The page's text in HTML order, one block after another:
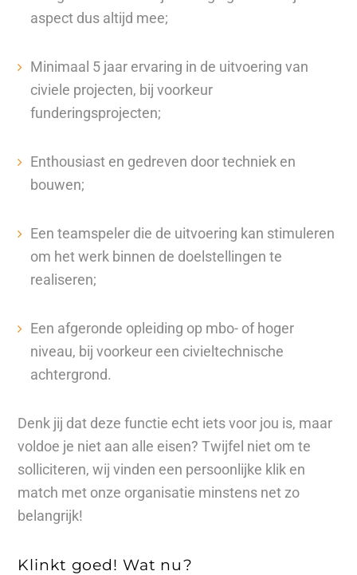
aspect dus altijd mee;
Minimaal 5 jaar ervaring in de uitvoering van
civiele projecten, bij voorkeur
funderingsprojecten;
Enthousiast en gedreven door techniek en
bouwen;
Een teamspeler die de uitvoering kan stimuleren
om het werk binnen de doelstellingen te
realiseren;
Een afgeronde opleiding op mbo- of hoger
niveau, bij voorkeur een civieltechnische
achtergrond.
Denk jij dat deze functie echt iets voor jou is, maar
voldoe je niet aan alle eisen? Twijfel niet om te
solliciteren, wij vinden een persoonlijke klik en
match met onze organisatie minstens net zo
belangrijk!
Klinkt goed! Wat nu?